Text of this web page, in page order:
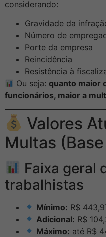
considerando:
Gravidade da
Número de
Porte da empresa
Reincidência
Resistência à
Ou seja:quanto maior
funcionários, maior a
Valores
Multas
Faixa geral
trabalhistas
Mínimo: R$
Adicional: R$
Máximo: até R$